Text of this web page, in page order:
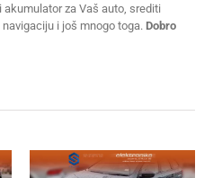
za Vaš auto, srediti
i još mnogo toga. Dobro